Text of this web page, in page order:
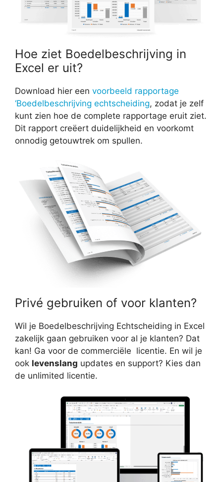
Hoe ziet Boedelbeschrijving in
Excel er uit?
Download hier een voorbeeld rapportage
‘Boedelbeschrijving echtscheiding, zodat je zelf
kunt zien hoe de complete rapportage eruit ziet.
Dit rapport creëert duidelijkheid en voorkomt
onnodig getouwtrek om spullen.
Privé gebruiken of voor klanten?
Wil je Boedelbeschrijving Echtscheiding in Excel
zakelijk gaan gebruiken voor al je klanten? Dat
kan! Ga voor de commerciële licentie. En wil je
ook levenslang updates en support? Kies dan
de unlimited licentie.